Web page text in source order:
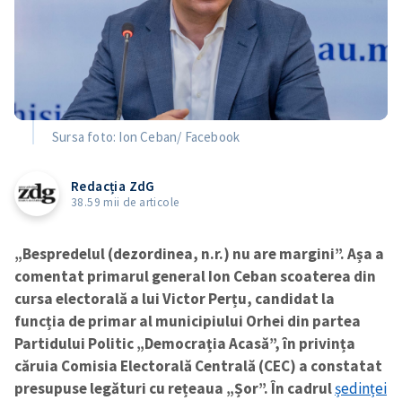
Sursa foto: Ion Ceban/ Facebook
Redacția ZdG
38.59 mii de articole
„Bespredelul (dezordinea, n.r.) nu are margini”. Așa a
comentat primarul general Ion Ceban scoaterea din
cursa electorală a lui Victor Perțu, candidat la
funcția de primar al municipiului Orhei din partea
Partidului Politic „Democrația Acasă”, în privința
căruia Comisia Electorală Centrală (CEC) a constatat
presupuse legături cu rețeaua „Șor”. În cadrulședinței